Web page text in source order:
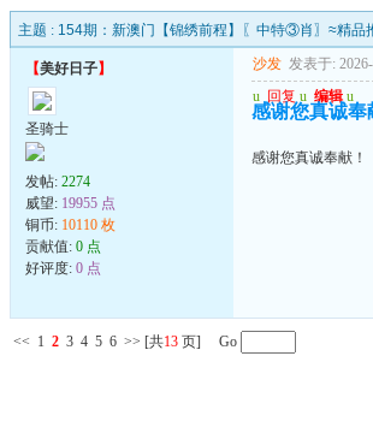
主题 : 154期：新澳门【锦绣前程】〖中特③肖〗≈精品
【美好日子】
圣骑士
发帖: 2274
威望: 19955 点
铜币: 10110 枚
贡献值: 0 点
好评度: 0 点
沙发 发表于:
u 回复 u 编辑 u
感谢您真诚奉
感谢您真诚奉献！
<< 1 2 3 4 5 6 >> [共13 页] Go